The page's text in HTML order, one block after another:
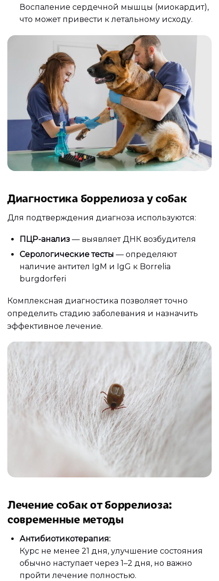
Воспаление сердечной мышцы (миокардит),
что может привести к летальному исходу.
Диагностика боррелиоза у собак
Для подтверждения диагноза используются:
ПЦР-анализ — выявляет ДНК возбудителя
Серологические тесты — определяют
наличие антител IgM и IgG к Borrelia
burgdorferi
Комплексная диагностика позволяет точно
определить стадию заболевания и назначить
эффективное лечение.
Лечение собак от боррелиоза:
современные методы
Антибиотикотерапия:
Курс не менее 21 дня, улучшение состояния
обычно наступает через 1–2 дня, но важно
пройти лечение полностью.